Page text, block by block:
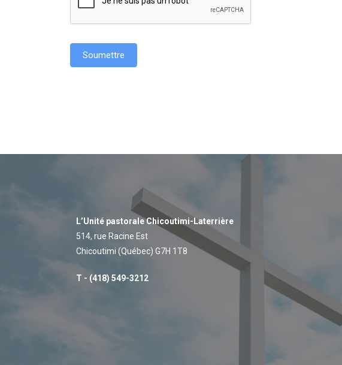
Soumettre
L’Unité pastorale Chicoutimi-Laterrière
514, rue Racine Est
Chicoutimi (Québec) G7H 1T8
T - (418) 549-3212